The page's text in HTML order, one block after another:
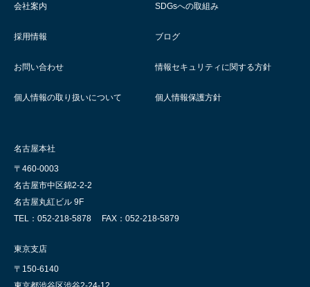
会社案内 SDGsへの取組み
採用情報 ブログ
お問い合わせ 情報セキュリティに関する方針
個人情報の取り扱いについて 個人情報保護方針
名古屋本社
〒460-0003
名古屋市中区錦2-2-2
名古屋丸紅ビル 9F
TEL：052-218-5878
FAX：052-218-5879
東京支店
〒150-6140